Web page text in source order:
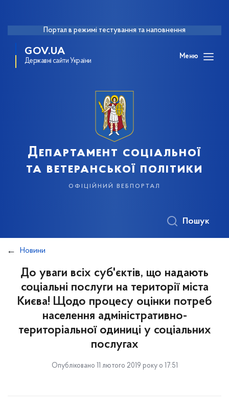
Портал в режимі тестування та наповнення
GOV.UA
Державні сайти України
Меню
Департамент соціальної
та ветеранської політики
офіційний вебпортал
Пошук
Новини
До уваги всіх суб'єктів, що надають
соціальні послуги на території міста
Києва! Щодо процесу оцінки потреб
населення адміністративно-
територіальної одиниці у соціальних
послугах
Опубліковано 11 лютого 2019 року о 17:51